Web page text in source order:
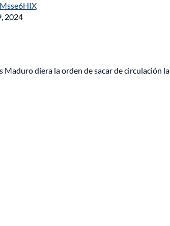
2024
Maduro diera la orden de sacar de circulación la